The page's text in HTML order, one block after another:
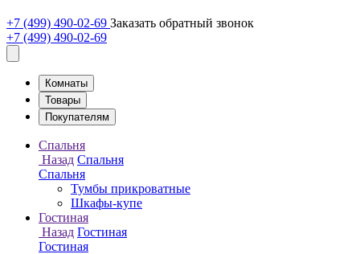
+7 (499) 490-02-69 Заказать обратный звонок
+7 (499) 490-02-69